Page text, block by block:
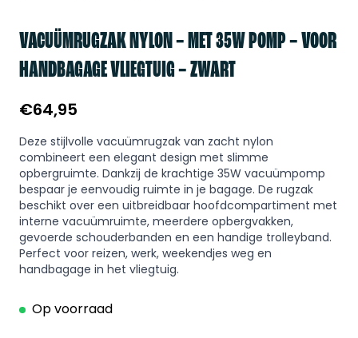
VACUÜMRUGZAK NYLON – MET 35W POMP – VOOR
HANDBAGAGE VLIEGTUIG – ZWART
€64,95
Deze stijlvolle vacuümrugzak van zacht nylon
combineert een elegant design met slimme
opbergruimte. Dankzij de krachtige 35W vacuümpomp
bespaar je eenvoudig ruimte in je bagage. De rugzak
beschikt over een uitbreidbaar hoofdcompartiment met
interne vacuümruimte, meerdere opbergvakken,
gevoerde schouderbanden en een handige trolleyband.
Perfect voor reizen, werk, weekendjes weg en
handbagage in het vliegtuig.
Op voorraad